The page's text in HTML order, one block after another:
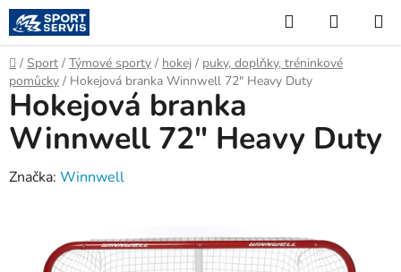
Přejít
na
obsah
Hledat
KOŠÍK
Domů
/ Sport / Týmové sporty / hokej / puky, doplňky, tréninkové
pomůcky / Hokejová branka Winnwell 72" Heavy Duty
Hokejová branka
Winnwell 72" Heavy Duty
Značka: Winnwell